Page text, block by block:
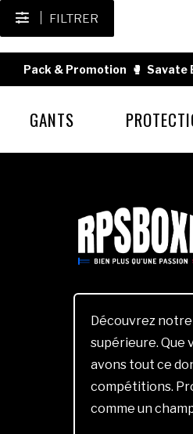
FILTRER
Pack & Promotion 🥊 Savate
GANTS
Découvrez notre
supérieure. Que
avons tout ce
compétitions.
comme un